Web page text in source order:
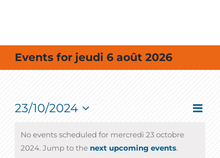
Events for jeudi 6 août 2026
Event
Day
23/10/2024
Select
date.
No events scheduled for mercredi 23 octobre
2024. Jump to the next upcoming events.